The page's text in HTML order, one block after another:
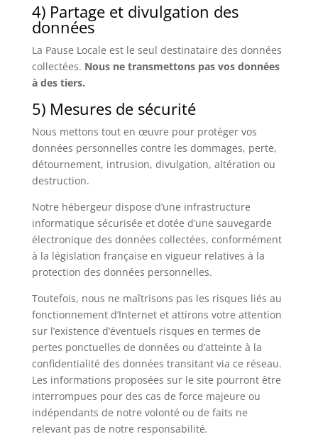
4) Partage et divulgation des
données
La Pause Locale est le seul destinataire des données
collectées. Nous ne transmettons pas vos données
à des tiers.
5) Mesures de sécurité
Nous mettons tout en œuvre pour protéger vos
données personnelles contre les dommages, perte,
détournement, intrusion, divulgation, altération ou
destruction.
Notre hébergeur dispose d’une infrastructure
informatique sécurisée et dotée d’une sauvegarde
électronique des données collectées, conformément
à la législation française en vigueur relatives à la
protection des données personnelles.
Toutefois, nous ne maîtrisons pas les risques liés au
fonctionnement d’Internet et attirons votre attention
sur l’existence d’éventuels risques en termes de
pertes ponctuelles de données ou d’atteinte à la
confidentialité des données transitant via ce réseau.
Les informations proposées sur le site pourront être
interrompues pour des cas de force majeure ou
indépendants de notre volonté ou de faits ne
relevant pas de notre responsabilité.